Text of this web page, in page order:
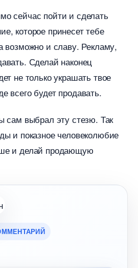
сейчас пойти и сделать
которое принесет тебе
возможно и славу. Рекламу,
Сделай наконец
не только украшать твое
всего будет продавать.
выбрал эту стезю. Так
и показное человеколюбие
и делай продающую